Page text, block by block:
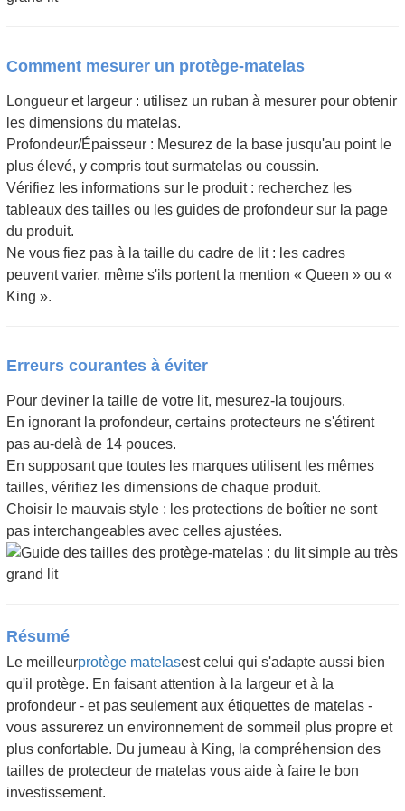
Comment mesurer un protège-matelas
Longueur et largeur : utilisez un ruban à mesurer pour obtenir
les dimensions du matelas.
Profondeur/Épaisseur : Mesurez de la base jusqu'au point le
plus élevé, y compris tout surmatelas ou coussin.
Vérifiez les informations sur le produit : recherchez les
tableaux des tailles ou les guides de profondeur sur la page
du produit.
Ne vous fiez pas à la taille du cadre de lit : les cadres
peuvent varier, même s'ils portent la mention « Queen » ou «
King ».
Erreurs courantes à éviter
Pour deviner la taille de votre lit, mesurez-la toujours.
En ignorant la profondeur, certains protecteurs ne s'étirent
pas au-delà de 14 pouces.
En supposant que toutes les marques utilisent les mêmes
tailles, vérifiez les dimensions de chaque produit.
Choisir le mauvais style : les protections de boîtier ne sont
pas interchangeables avec celles ajustées.
Résumé
Le meilleurprotège matelasest celui qui s'adapte aussi bien
qu'il protège. En faisant attention à la largeur et à la
profondeur - et pas seulement aux étiquettes de matelas -
vous assurerez un environnement de sommeil plus propre et
plus confortable. Du jumeau à King, la compréhension des
tailles de protecteur de matelas vous aide à faire le bon
investissement.